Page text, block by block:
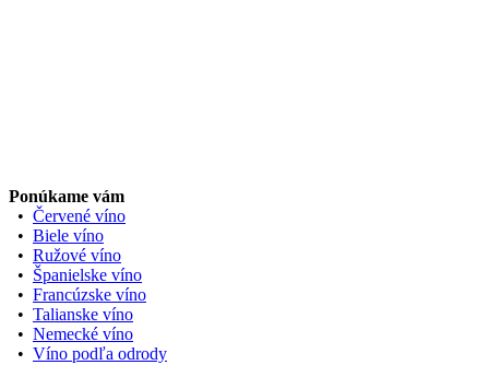
Ponúkame vám
• Červené víno
• Biele víno
• Ružové víno
• Španielske víno
• Francúzske víno
• Talianske víno
• Nemecké víno
• Víno podľa odrody